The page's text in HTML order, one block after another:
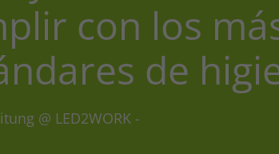
con los
de
@ LED2WORK -